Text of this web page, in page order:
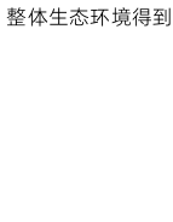
体生态环境得到